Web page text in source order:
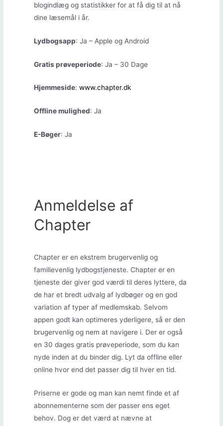
blogindlæg og statistikker for at få dig til at nå
dine læsemål i år.
Lydbogsapp: Ja – Apple og Android
Gratis prøveperiode: Ja – 30 Dage
Hjemmeside: www.chapter.dk
Offline mulighed: Ja
E-Bøger: Ja
Anmeldelse af
Chapter
Chapter er en ekstrem brugervenlig og
familievenlig lydbogstjeneste. Chapter er en
tjeneste der giver god værdi til deres lyttere, da
de har et bredt udvalg af lydbøger og en god
variation af typer af medlemskab. Selvom
appen godt kan optimeres yderligere, så er den
brugervenlig og nem at navigere i. Der er også
en 30 dages gratis prøveperiode, som du kan
nyde inden at du binder dig. Lyt da offline eller
online hvor end det passer dig til hver en tid.
Priserne er gode og man kan nemt finde et af
abonnementerne som der passer ens eget
behov. Dog er det værd at nævne at